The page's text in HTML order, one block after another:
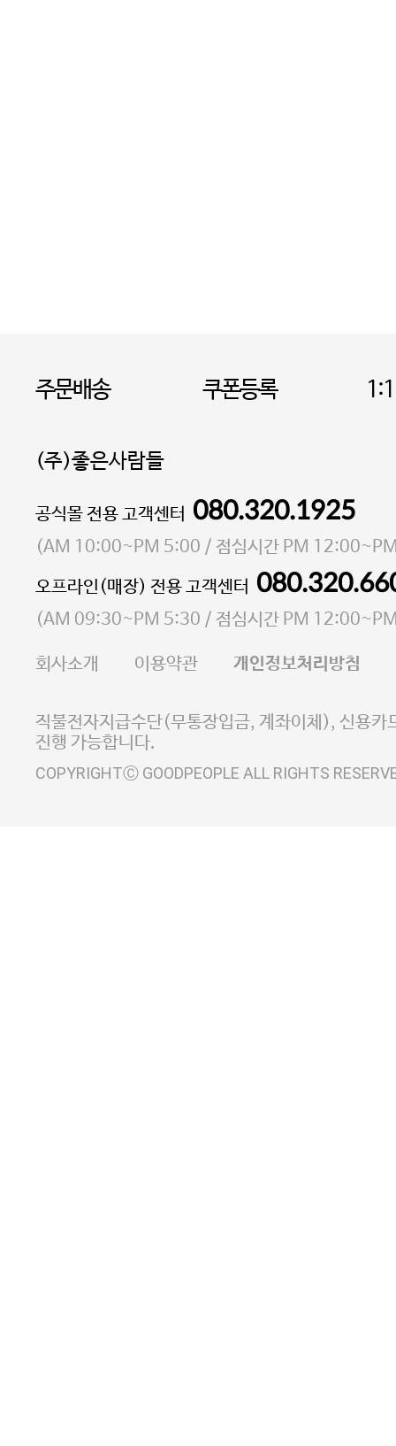
주문배송 쿠폰등록
(주)좋은사람들
대표 이성현,박영환| 개인정보관리책임자 김상현
소재지 서울특별시 마포구 마포대로4다길 41 마포
통신판매업 신고번호 2023-서울마포-3931호
사업자등록번호 105-81-58242
E-MAIL goodpeople@gpin.co.kr
사업자정보확인
이니시스 에스크로 서비
공식몰 전용 고객센터 080.320.1925
(AM 10:00~PM 5:00 / 점심시간 PM
오프라인(매장) 전용 고객센터
(AM 09:30~PM 5:30 / 점심시간 PM
회사소개 이용약관 개인정보처리방침
직불전자지급수단(무통장입금, 계좌이체), 신용카
진행 가능합니다.
COPYRIGHTⒸ GOODPEOPLE ALL RIGHTS